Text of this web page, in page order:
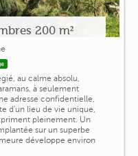
200 m²
au calme absolu,
à seulement
adresse confidentielle,
d'un lieu de vie unique,
pleinement. Un
sur un superbe
développe environ